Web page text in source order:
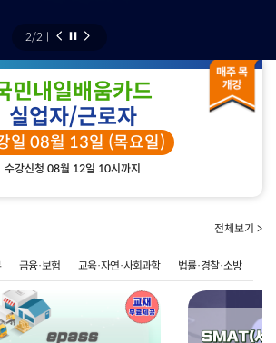
2/2 ㅣ
민내일배움카드
실업자/근로자
일 08월 13일 (목요일)
수강신청 08월 12일 10시까지
전체보기 >
금융·보험 교육·자연·사회과학 법률·경찰·소방